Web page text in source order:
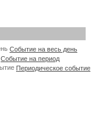
Событие на весь день
Событие на период
Периодическое событие